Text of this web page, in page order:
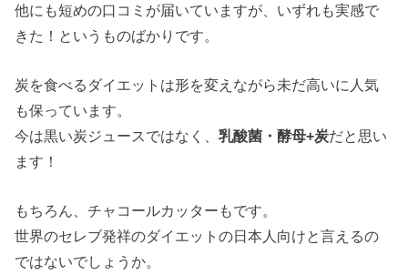
他にも短めの口コミが届いていますが、いずれも実感で
きた！というものばかりです。
炭を食べるダイエットは形を変えながら未だ高いに人気
も保っています。
今は黒い炭ジュースではなく、乳酸菌・酵母+炭だと思い
ます！
もちろん、チャコールカッターもです。
世界のセレブ発祥のダイエットの日本人向けと言えるの
ではないでしょうか。